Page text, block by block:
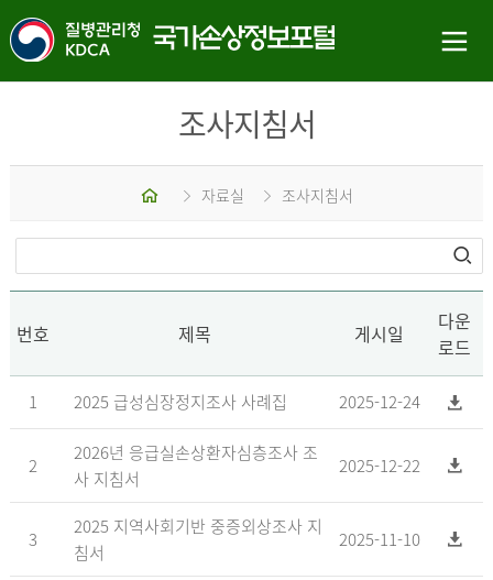
조사지침서
홈 자료실 조사지침서
번호 제목 게시일
다운
로드
1 2025 급성심장정지조사 사례집 2025-12-24
2
2026년 응급실손상환자심층조사 조
사 지침서
2025-12-22
3
2025 지역사회기반 중증외상조사 지
침서
2025-11-10